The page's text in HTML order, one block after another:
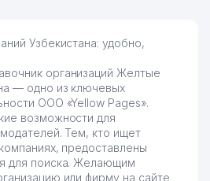
Узбекистана: удобно,
организаций Желтые
— одно из ключевых
OOO «Yellow Pages».
возможности для
Тем, кто ищет
предоставлены
для поиска. Желающим
или фирму на сайте